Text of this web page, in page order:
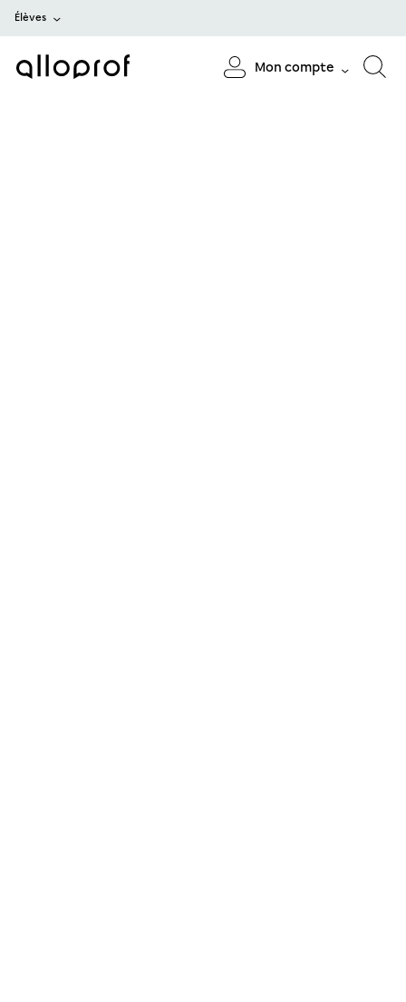
Élèves
Mon compte